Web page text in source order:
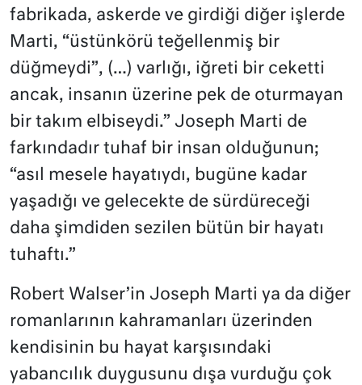
fabrikada, askerde ve girdiği diğer işlerde
Marti, “üstünkörü teğellenmiş bir
düğmeydi”, (…) varlığı, iğreti bir ceketti
ancak, insanın üzerine pek de oturmayan
bir takım elbiseydi.” Joseph Marti de
farkındadır tuhaf bir insan olduğunun;
“asıl mesele hayatıydı, bugüne kadar
yaşadığı ve gelecekte de sürdüreceği
daha şimdiden sezilen bütün bir hayatı
tuhaftı.”
Robert Walser’in Joseph Marti ya da diğer
romanlarının kahramanları üzerinden
kendisinin bu hayat karşısındaki
yabancılık duygusunu dışa vurduğu çok